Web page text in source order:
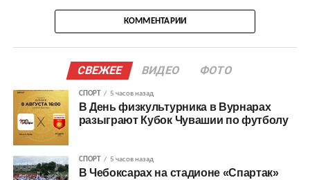
КОММЕНТАРИИ
СВЕЖЕЕ ВИДЕО ФОТО
СПОРТ 5 часов назад
В День физкультурника в Вурнарах
разыграют Кубок Чувашии по футболу
СПОРТ 5 часов назад
В Чебоксарах на стадионе «Спартак»